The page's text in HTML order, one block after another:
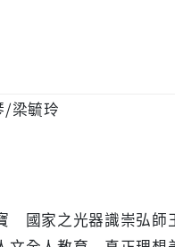
/梁毓玲
國家之光器識崇弘師